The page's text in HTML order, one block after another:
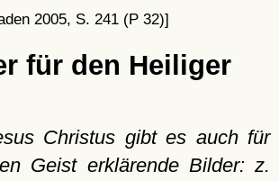
2005, S. 241 (P 32)]
für den Heiliger
Christus gibt es auch für
Geist erklärende Bilder: z.